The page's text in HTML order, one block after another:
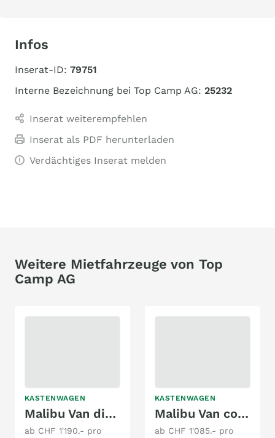
Infos
Inserat-ID: 79751
Interne Bezeichnung bei Top Camp AG: 25232
Inserat weiterempfehlen
Inserat als PDF herunterladen
Verdächtiges Inserat melden
Weitere Mietfahrzeuge von Top
Camp AG
KASTENWAGEN
Malibu Van diversity 640 LE K GT
ab CHF 1'190.- pro
KASTENWAGEN
Malibu Van compact 600 LE
ab CHF 1'085.- pro